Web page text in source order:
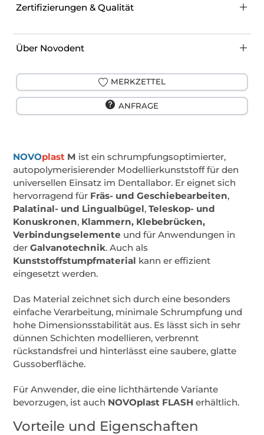
Zertifizierungen & Qualität
Über Novodent
MERKZETTEL
ANFRAGE
NOVOplastM ist ein schrumpfungsoptimierter,
autopolymerisierender Modellierkunststoff für den
universellen Einsatz im Dentallabor. Er eignet sich
hervorragend für Fräs- und Geschiebearbeiten,
Palatinal- und Lingualbügel, Teleskop- und
Konuskronen, Klammern, Klebebrücken,
Verbindungselemente und für Anwendungen in
der Galvanotechnik. Auch als
Kunststoffstumpfmaterial kann er effizient
eingesetzt werden.
Das Material zeichnet sich durch eine besonders
einfache Verarbeitung, minimale Schrumpfung und
hohe Dimensionsstabilität aus. Es lässt sich in sehr
dünnen Schichten modellieren, verbrennt
rückstandsfrei und hinterlässt eine saubere, glatte
Gussoberfläche.
Für Anwender, die eine lichthärtende Variante
bevorzugen, ist auch NOVOplast FLASH erhältlich.
Vorteile und Eigenschaften